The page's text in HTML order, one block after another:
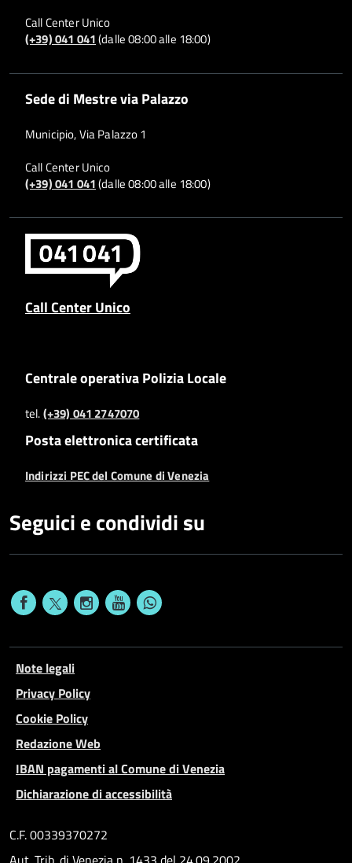
Call Center Unico
(+39) 041 041(dalle 08:00 alle 18:00)
Sede di Mestre via Palazzo
Municipio, Via Palazzo 1
Call Center Unico
(+39) 041 041(dalle 08:00 alle 18:00)
Call Center Unico
Centrale operativa Polizia Locale
tel.(+39) 041 2747070
Posta elettronica certificata
Indirizzi PEC del Comune di Venezia
Seguici e condividi su
Note legali
Privacy Policy
Cookie Policy
Redazione Web
IBAN pagamenti al Comune di Venezia
Dichiarazione di accessibilità
C.F. 00339370272